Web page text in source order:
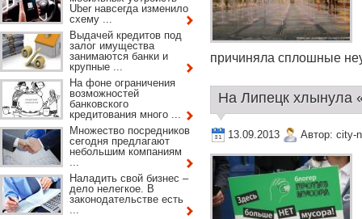
причиняла сплошные
На Липецк хлынула
13.09.2013 Автор: city-
Uber навсегда изменило
схему ...
Выдачей кредитов под
залог имущества
занимаются банки и
крупные ...
На фоне ограничения
возможностей
банковского
кредитования много ...
Множество посредников
сегодня предлагают
небольшим компаниям
...
Наладить свой бизнес –
дело нелегкое. В
законодательстве есть
...